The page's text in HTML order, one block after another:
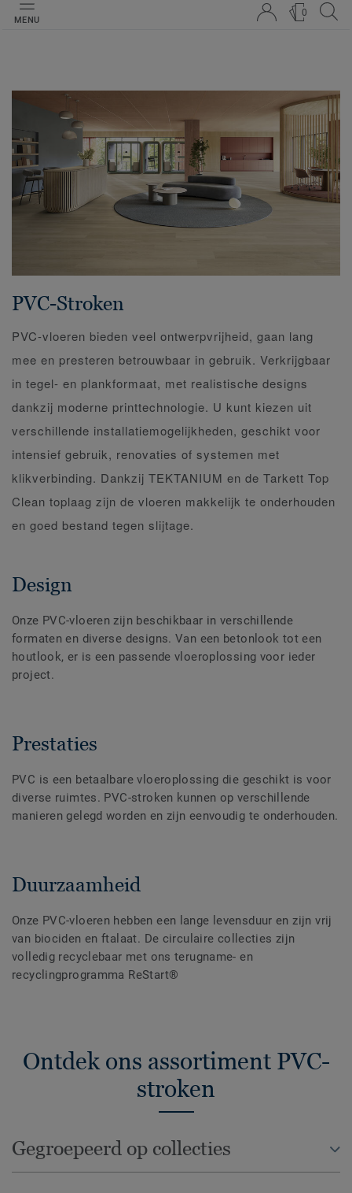
MENU
0
PVC-Stroken
PVC-vloeren bieden veel ontwerpvrijheid, gaan lang
mee en presteren betrouwbaar in gebruik. Verkrijgbaar
in tegel- en plankformaat, met realistische designs
dankzij moderne printtechnologie. U kunt kiezen uit
verschillende installatiemogelijkheden, geschikt voor
intensief gebruik, renovaties of systemen met
klikverbinding. Dankzij TEKTANIUM en de Tarkett Top
Clean toplaag zijn de vloeren makkelijk te onderhouden
en goed bestand tegen slijtage.
Design
Onze PVC-vloeren zijn beschikbaar in verschillende
formaten en diverse designs. Van een betonlook tot een
houtlook, er is een passende vloeroplossing voor ieder
project.
Prestaties
PVC is een betaalbare vloeroplossing die geschikt is voor
diverse ruimtes. PVC-stroken kunnen op verschillende
manieren gelegd worden en zijn eenvoudig te onderhouden.
Duurzaamheid
Onze PVC-vloeren hebben een lange levensduur en zijn vrij
van biociden en ftalaat. De circulaire collecties zijn
volledig recyclebaar met ons terugname- en
recyclingprogramma ReStart®
Ontdek ons assortiment PVC-
stroken
Gegroepeerd op collecties